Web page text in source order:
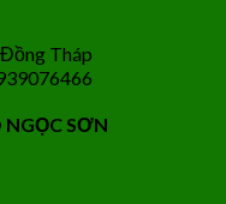
Tháp
NGỌC SƠN